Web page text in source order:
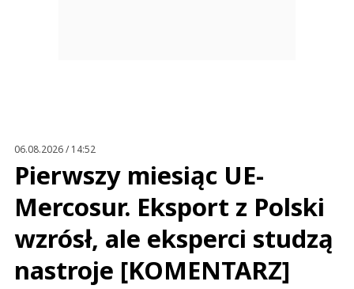
06.08.2026 / 14:52
Pierwszy miesiąc UE-
Mercosur. Eksport z Polski
wzrósł, ale eksperci studzą
nastroje [KOMENTARZ]